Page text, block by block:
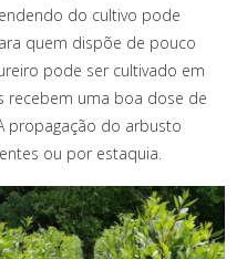
do cultivo pode
quem dispõe de pouco
pode ser cultivado em
recebem uma boa dose de
propagação do arbusto
ou por estaquia.